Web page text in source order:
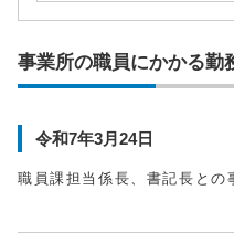
事業所の職員にかかる勤
令和7年3月24日
職員課担当係長、書記長との